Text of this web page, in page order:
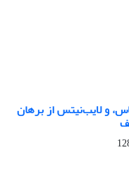
و لایب‌نیتس از برهان